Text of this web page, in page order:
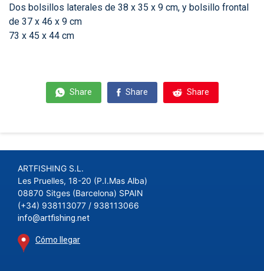
Dos bolsillos laterales de 38 x 35 x 9 cm, y bolsillo frontal
de 37 x 46 x 9 cm
73 x 45 x 44 cm
Share Share Share
ARTFISHING S.L.
Les Pruelles, 18-20 (P.I.Mas Alba)
08870 Sitges (Barcelona) SPAIN
(+34) 938113077 / 938113066
info@artfishing.net
Cómo llegar